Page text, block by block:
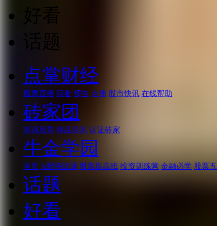
好看
话题
点掌财经
股票直播 回看 预告 点播 股市快讯 在线帮助
砖家团
说说股票 精品说说 认证砖家
牛金学园
首页 A股特战课 股票提高班 投资训练营 金融必学 股票
话题
好看